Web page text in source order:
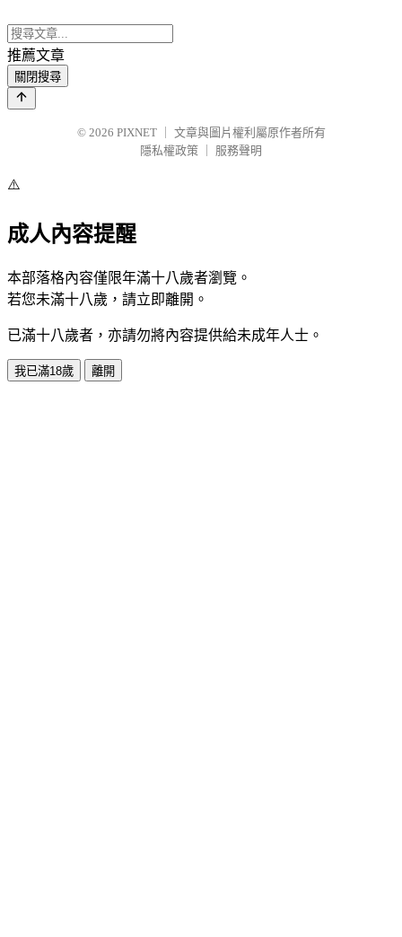
推薦文章
關閉搜尋
© 2026 PIXNET
文章與圖片權利屬原作者所有
隱私權政策
服務聲明
⚠️
成人內容提醒
本部落格內容僅限年滿十八歲者瀏覽。
若您未滿十八歲，請立即離開。
已滿十八歲者，亦請勿將內容提供給未成年人士。
我已滿18歲 離開